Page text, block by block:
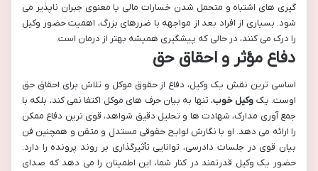
گیری های اشتباه و متحمل شدن خسارات مالی یا معنوی جبران ناپذیر می
شود. بسیاری از افراد بعد از مواجهه با ضررهای بزرگ، اهمیت حضور وکیل
را درک می کنند، در حالی که پیشگیری همیشه بهتر از درمان است.
دفاع مؤثر و احقاق حق
اساسی ترین نقش یک وکیل، دفاع از حقوق موکل و تلاش برای احقاق حق
اوست. یک وکیل خوب، تنها به بیان حرف های موکل اکتفا نمی کند، بلکه با
جمع آوری مدارک، شهادت ها و تحلیل دقیق شواهد، قوی ترین دفاع ممکن
را ارائه می دهد. او با نگارش لوایح حقوقی مستدل و متقن و همچنین فن
بیان قوی در جلسات دادرسی، توانایی تأثیرگذاری بر روند پرونده را دارد.
حضور یک وکیل قدرتمند در کنار شما، این اطمینان را می دهد که صدای